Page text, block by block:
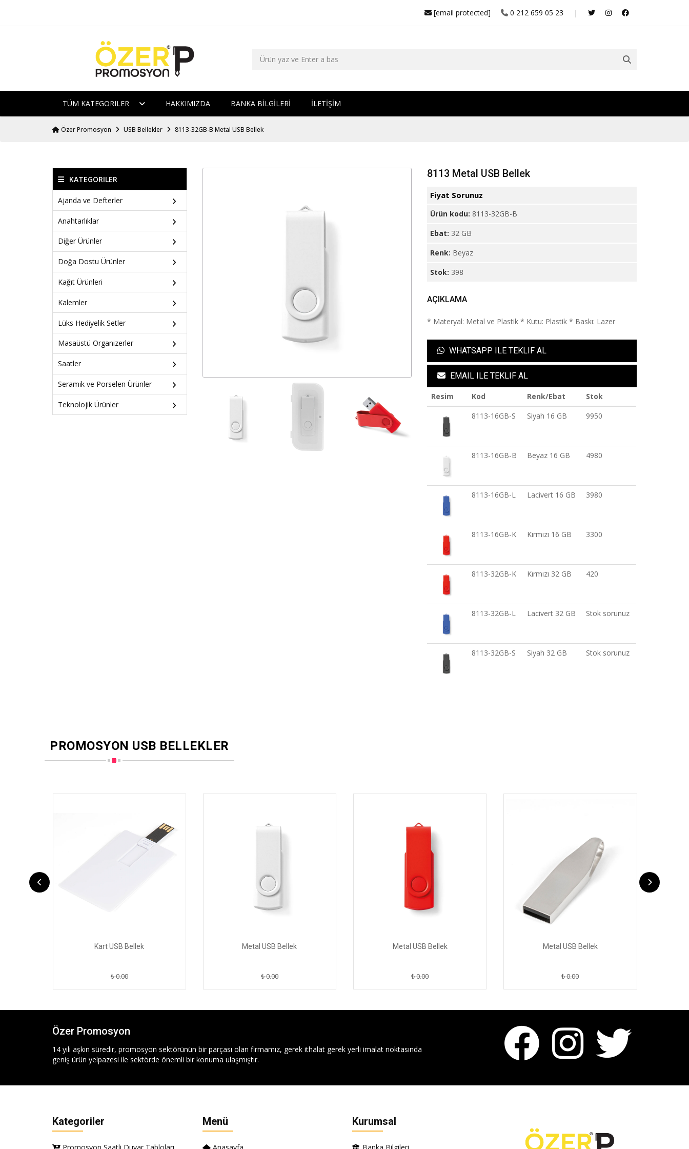
|
0 212 659 05 23
[email protected]
TÜM KATEGORILER HAKKIMIZDA BANKA BİLGİLERİ İLETİŞİM
Özer Promosyon USB Bellekler 8113-32GB-B Metal USB Bellek
KATEGORILER
Ajanda ve Defterler
Anahtarlıklar
Diğer Ürünler
Doğa Dostu Ürünler
Kağıt Ürünleri
Kalemler
Lüks Hediyelik Setler
Masaüstü Organizerler
Saatler
Seramik ve Porselen Ürünler
Teknolojik Ürünler
8113 Metal USB Bellek
Fiyat Sorunuz
Ürün kodu: 8113-32GB-B
Ebat: 32 GB
Renk: Beyaz
Stok: 398
AÇIKLAMA
* Materyal: Metal ve Plastik * Kutu: Plastik * Baskı: Lazer
WHATSAPP ILE TEKLIF AL
EMAIL ILE TEKLIF AL
Resim Kod Renk/Ebat
Stok
8113-16GB-S
Siyah 16 GB 9950
8113-16GB-B Beyaz 16 GB 4980
8113-16GB-L Lacivert 16 GB 3980
8113-16GB-K Kırmızı 16 GB 3300
8113-32GB-K Kırmızı 32 GB 420
8113-32GB-L Lacivert 32 GB Stok sorunuz
8113-32GB-S Siyah 32 GB Stok sorunuz
PROMOSYON USB BELLEKLER
Kart USB Bellek
₺ 0.00
Metal USB Bellek
₺ 0.00
Metal USB Bellek
₺ 0.00
Metal USB Bellek
₺ 0.00
Özer Promosyon
14 yılı aşkın süredir, promosyon sektörünün bir parçası olan firmamız, gerek ithalat gerek yerli imalat noktasında
geniş ürün yelpazesi ile sektörde önemli bir konuma ulaşmıştır.
Kategoriler Menü Kurumsal